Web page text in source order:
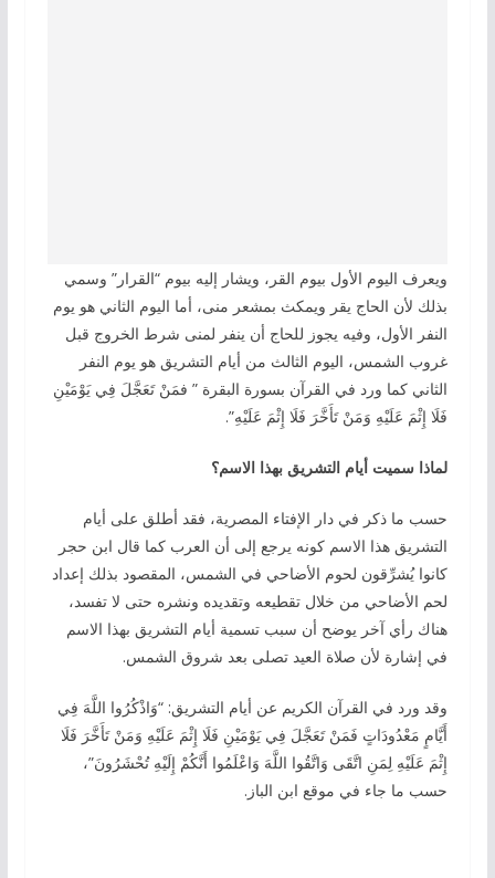
ويعرف اليوم الأول بيوم القر، ويشار إليه بيوم “القرار” وسمي
بذلك لأن الحاج يقر ويمكث بمشعر منى، أما اليوم الثاني هو يوم
النفر الأول، وفيه يجوز للحاج أن ينفر لمنى شرط الخروج قبل
غروب الشمس، اليوم الثالث من أيام التشريق هو يوم النفر
الثاني كما ورد في القرآن بسورة البقرة ” فمَنْ تَعَجَّلَ فِي يَوْمَيْنِ
فَلَا إِثْمَ عَلَيْهِ وَمَنْ تَأَخَّرَ فَلَا إِثْمَ عَلَيْهِ”.
لماذا سميت أيام التشريق بهذا الاسم؟
حسب ما ذكر في دار الإفتاء المصرية، فقد أطلق على أيام
التشريق هذا الاسم كونه يرجع إلى أن العرب كما قال ابن حجر
كانوا يُشرِّقون لحوم الأضاحي في الشمس، المقصود بذلك إعداد
لحم الأضاحي من خلال تقطيعه وتقديده ونشره حتى لا تفسد،
هناك رأي آخر يوضح أن سبب تسمية أيام التشريق بهذا الاسم
في إشارة لأن صلاة العيد تصلى بعد شروق الشمس.
وقد ورد في القرآن الكريم عن أيام التشريق: “وَاذْكُرُوا اللَّهَ فِي
أَيَّامٍ مَعْدُودَاتٍ فَمَنْ تَعَجَّلَ فِي يَوْمَيْنِ فَلَا إِثْمَ عَلَيْهِ وَمَنْ تَأَخَّرَ فَلَا
إِثْمَ عَلَيْهِ لِمَنِ اتَّقَى وَاتَّقُوا اللَّهَ وَاعْلَمُوا أَنَّكُمْ إِلَيْهِ تُحْشَرُونَ”،
حسب ما جاء في موقع ابن الباز.